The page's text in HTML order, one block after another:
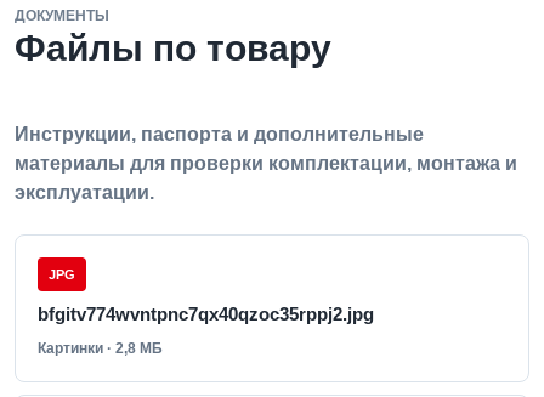
ДОКУМЕНТЫ
Файлы по товару
Инструкции, паспорта и дополнительные
материалы для проверки комплектации, монтажа и
эксплуатации.
JPG
bfgitv774wvntpnc7qx40qzoc35rppj2.jpg
Картинки · 2,8 МБ